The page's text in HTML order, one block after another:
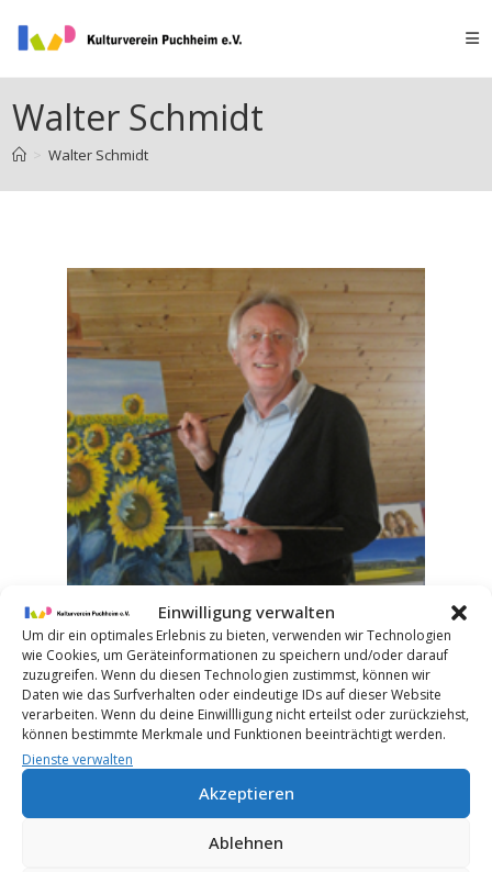
Einwilligung verwalten
Um dir ein optimales Erlebnis zu bieten, verwenden wir Technologien
wie Cookies, um Geräteinformationen zu speichern und/oder darauf
zuzugreifen. Wenn du diesen Technologien zustimmst, können wir
Daten wie das Surfverhalten oder eindeutige IDs auf dieser Website
verarbeiten. Wenn du deine Einwillligung nicht erteilst oder zurückziehst,
können bestimmte Merkmale und Funktionen beeinträchtigt werden.
Dienste verwalten
Akzeptieren
Ablehnen
Walter Schmidt
> Walter Schmidt
weca.schmidt@t-online.de
1943 geboren in der Slowakei –
aufgewachsen in Österreich – seit 1962 in